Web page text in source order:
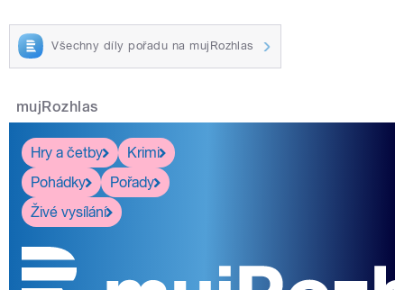
Všechny díly pořadu na mujRozhlas
mujRozhlas
Hry a četby
Krimi
Pohádky
Pořady
Živé vysílání